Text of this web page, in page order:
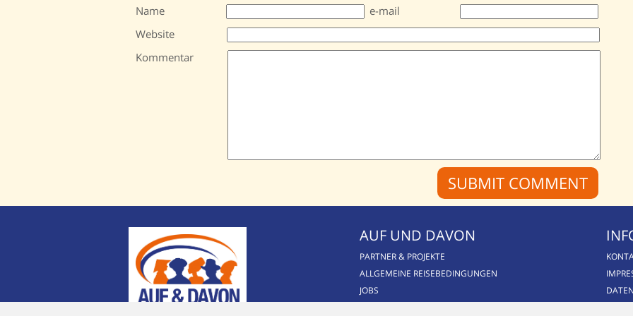
Name
e-mail
Website
Kommentar
AUF UND DAVON
PARTNER & PROJEKTE
ALLGEMEINE REISEBEDINGUNGEN
JOBS